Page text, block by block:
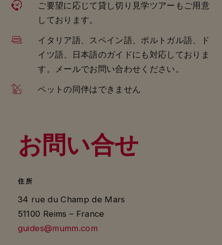
ご要望に応じて貸し切り見学ツアーもご用意
しております。
イタリア語、スペイン語、ポルトガル語、ド
イツ語、日本語のガイドにも対応しておりま
す。メールでお問い合わせください。
ペットの同伴はできません
お問い合せ
住所
34 rue du Champ de Mars
51100 Reims – France
guides@mumm.com